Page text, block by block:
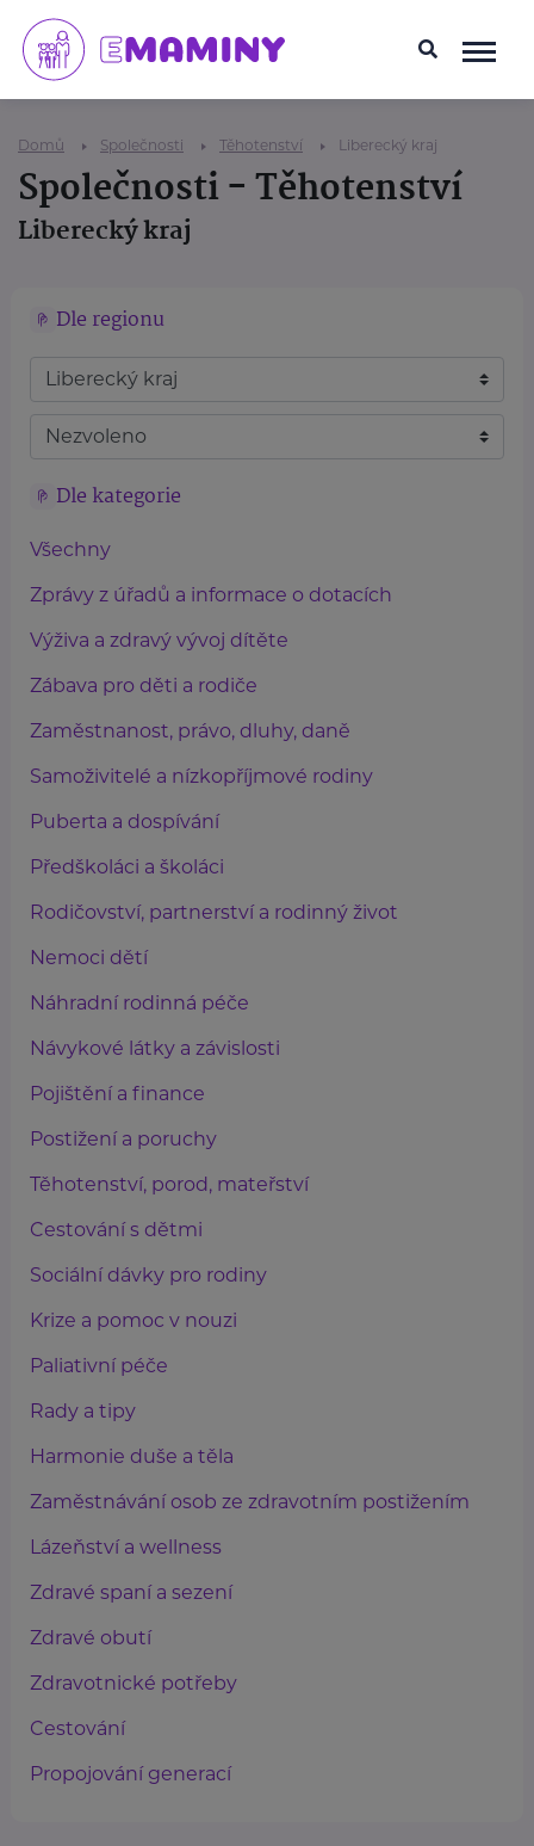
Domů Společnosti Těhotenství Liberecký kraj
Společnosti - Těhotenství
Liberecký kraj
Dle regionu
Dle kategorie
Všechny
Zprávy z úřadů a informace o dotacích
Výživa a zdravý vývoj dítěte
Zábava pro děti a rodiče
Zaměstnanost, právo, dluhy, daně
Samoživitelé a nízkopříjmové rodiny
Puberta a dospívání
Předškoláci a školáci
Rodičovství, partnerství a rodinný život
Nemoci dětí
Náhradní rodinná péče
Návykové látky a závislosti
Pojištění a finance
Postižení a poruchy
Těhotenství, porod, mateřství
Cestování s dětmi
Sociální dávky pro rodiny
Krize a pomoc v nouzi
Paliativní péče
Rady a tipy
Harmonie duše a těla
Zaměstnávání osob ze zdravotním postižením
Lázeňství a wellness
Zdravé spaní a sezení
Zdravé obutí
Zdravotnické potřeby
Cestování
Propojování generací